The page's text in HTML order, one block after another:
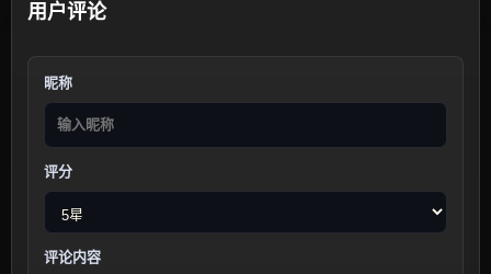
用户评论
昵称
评分
评论内容